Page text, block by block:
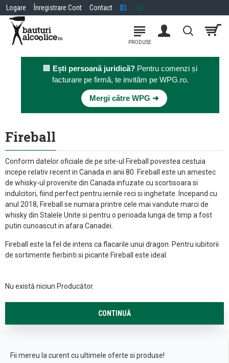
Logare Înregistrare Cont Contact
🏢 Ești persoană juridică? Pentru comenzi și
facturare pe firmă, te invităm pe WPG.ro.
Mergi către WPG ➜
Fireball
Conform datelor oficiale de pe site-ul Fireball povestea cestuia
incepe relativ recent in Canada in anii 80. Fireball este un amestec
de whisky-ul provenite din Canada infuzate cu scortisoara si
indulcitori, fiind perfect pentru iernile reci si inghetate. Incepand cu
anul 2018, Fireball se numara printre cele mai vandute marci de
whisky din Stalele Unite si pentru o perioada lunga de timp a fost
putin cunoascut in afara Canadei.
Fireball este la fel de intens ca flacarile unui dragon. Pentru iubitorii
de sortimente fierbinti si picante Fireball este ideal.
Nu există niciun Producător.
CONTINUĂ
Fii mereu la curent cu ultimele oferte si produse!